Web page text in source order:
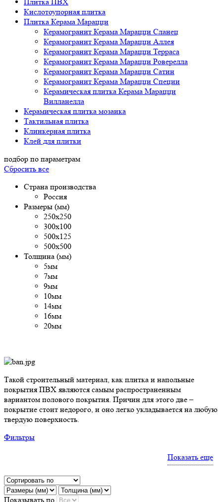
Кислотоупорная плитка
Плитка Керама Марацци
Керамогранит Керама Марацци Сланец
Керамогранит Керама Марацци Аллея
Керамогранит Керама Марацци Терраса
Керамогранит Керама Марацци Роверелла
Керамогранит Керама Марацци Сатин
Керамогранит Керама Марацци Специи
Керамическая плитка Керама Марацци
Вилланелла
Керамическая плитка мозаика
Тактильная плитка
Клинкерная плитка
Клей для плитки
подбор по параметрам
Сбросить все
Страна производства
Россия
Размеры (мм)
250х250
300х100
500x125
500х500
Толщина (мм)
5мм
7мм
9мм
10мм
14мм
16мм
20мм
Такой строительный материал, как плитка и напольные
покрытия ПВХ являются самым распространенным
вариантом полового покрытия. Причин для этого две –
покрытие стоит недорого, и оно легко укладывается на любую
твердую поверхность.
Фильтры
Показать еще
Показывать по